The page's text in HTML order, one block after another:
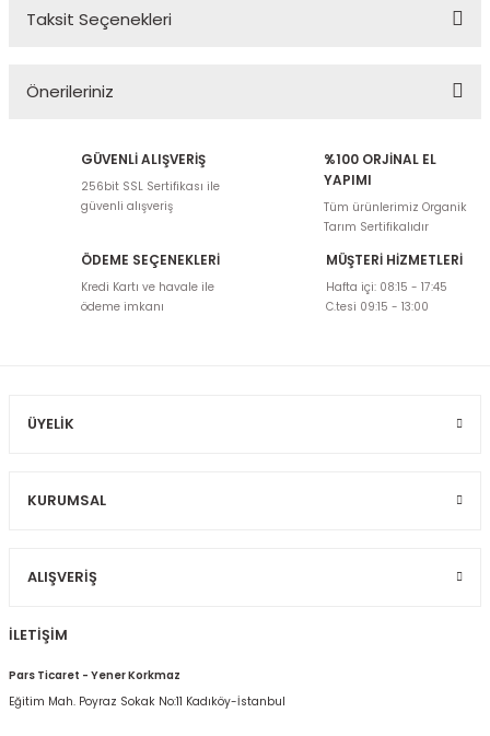
Taksit Seçenekleri
Önerileriniz
Bu ürünün fiyat bilgisi, resim, ürün açıklamalarında ve diğer
konularda yetersiz gördüğünüz noktaları öneri formunu kullanarak
tarafımıza iletebilirsiniz.
Görüş ve önerileriniz için teşekkür ederiz.
Ürün resmi kalitesiz, bozuk veya görüntülenemiyor.
Ürün açıklamasında eksik bilgiler bulunuyor.
GÜVENLİ ALIŞVERİŞ
256bit SSL Sertifikası ile
güvenli alışveriş
%100 ORJİNAL EL
YAPIMI
Tüm ürünlerimiz Organik
Tarım Sertifikalıdır
ÖDEME SEÇENEKLERİ
Kredi Kartı ve havale ile
ödeme imkanı
MÜŞTERİ HİZMETLERİ
Hafta içi: 08:15 - 17:45
C.tesi 09:15 - 13:00
ÜYELIK
KURUMSAL
ALIŞVERIŞ
İLETİŞİM
Pars Ticaret - Yener Korkmaz
Eğitim Mah. Poyraz Sokak No:11 Kadıköy-İstanbul